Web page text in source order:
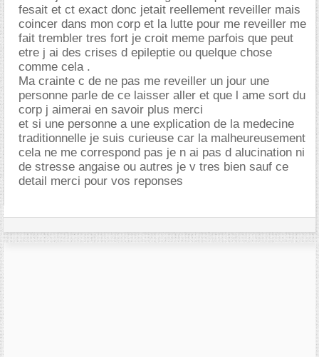
fesait et ct exact donc jetait reellement reveiller mais
coincer dans mon corp et la lutte pour me reveiller me
fait trembler tres fort je croit meme parfois que peut
etre j ai des crises d epileptie ou quelque chose
comme cela .
Ma crainte c de ne pas me reveiller un jour une
personne parle de ce laisser aller et que l ame sort du
corp j aimerai en savoir plus merci
et si une personne a une explication de la medecine
traditionnelle je suis curieuse car la malheureusement
cela ne me correspond pas je n ai pas d alucination ni
de stresse angaise ou autres je v tres bien sauf ce
detail merci pour vos reponses